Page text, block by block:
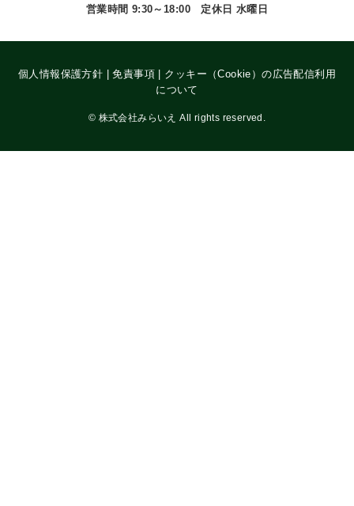
営業時間 9:30～18:00 定休日 水曜日
個人情報保護方針 |免責事項
クッキー（Cookie）の広告配信利用
について
© 株式会社みらいえ All rights reserved.